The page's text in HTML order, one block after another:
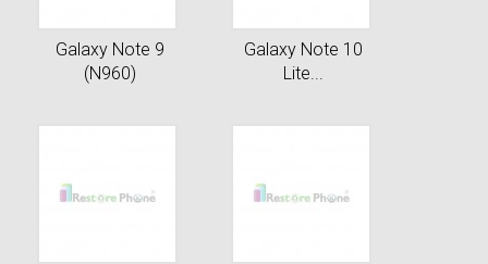
Galaxy Note 9
(N960)
Galaxy Note 10
Lite...